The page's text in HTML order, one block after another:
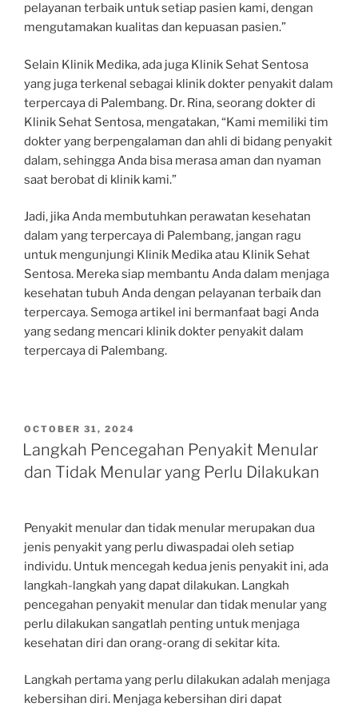
pelayanan terbaik untuk setiap pasien kami, dengan
mengutamakan kualitas dan kepuasan pasien.”
Selain Klinik Medika, ada juga Klinik Sehat Sentosa
yang juga terkenal sebagai klinik dokter penyakit dalam
terpercaya di Palembang. Dr. Rina, seorang dokter di
Klinik Sehat Sentosa, mengatakan, “Kami memiliki tim
dokter yang berpengalaman dan ahli di bidang penyakit
dalam, sehingga Anda bisa merasa aman dan nyaman
saat berobat di klinik kami.”
Jadi, jika Anda membutuhkan perawatan kesehatan
dalam yang terpercaya di Palembang, jangan ragu
untuk mengunjungi Klinik Medika atau Klinik Sehat
Sentosa. Mereka siap membantu Anda dalam menjaga
kesehatan tubuh Anda dengan pelayanan terbaik dan
terpercaya. Semoga artikel ini bermanfaat bagi Anda
yang sedang mencari klinik dokter penyakit dalam
terpercaya di Palembang.
POSTED
ON
OCTOBER 31, 2024
Langkah Pencegahan Penyakit Menular
dan Tidak Menular yang Perlu Dilakukan
Penyakit menular dan tidak menular merupakan dua
jenis penyakit yang perlu diwaspadai oleh setiap
individu. Untuk mencegah kedua jenis penyakit ini, ada
langkah-langkah yang dapat dilakukan. Langkah
pencegahan penyakit menular dan tidak menular yang
perlu dilakukan sangatlah penting untuk menjaga
kesehatan diri dan orang-orang di sekitar kita.
Langkah pertama yang perlu dilakukan adalah menjaga
kebersihan diri. Menjaga kebersihan diri dapat